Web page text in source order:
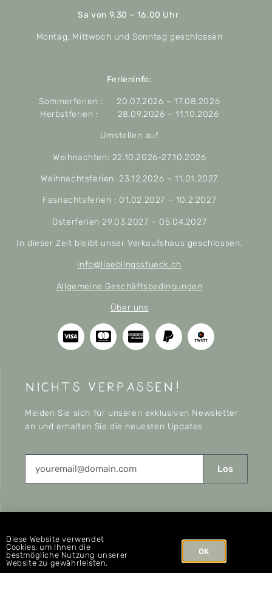
Sa von 9.30 – 16.00 Uhr
Montag, Mittwoch und Sonntag geschlossen
Ferieninfo:
Sommerferien : 20.07.2026 – 17.08.2026
Herbstferien : 28.09.2026 – 11.10.2026
Umstellen auf
Weihnachten: 22.10.2026-27.10.2026
Weihnachtsferien: 23.12.2026 – 11.01.2027
Fasnachtsferien : 01.02.2027 – 10.2.2027
Osterferien 29.03.2027 – 05.04.2027
In dieser Zeit bleibt unser Verkaufshaus geschlossen.
info@liaeblingsstueck.ch
Allgemeine Geschäftsbedingungen
Über uns
nichts verpassen!
Melden Sie sich für unseren exklusiven Newsletter
an und erhalten Sie die neuesten Updates
Los
CONNECT
Diese Website verwendet
Cookies, um Ihnen die
bestmögliche Nutzung unserer
Website zu gewährleisten.
OK